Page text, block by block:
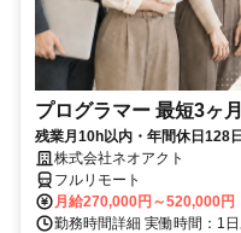
プログラマー 最短3ヶ
残業月10h以内・年間休日128
株式会社ネオアクト
フルリモート
月給270,000円～520,000円
勤務時間詳細 実働時間：1